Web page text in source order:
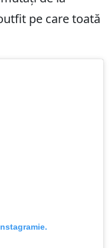
pe care toată